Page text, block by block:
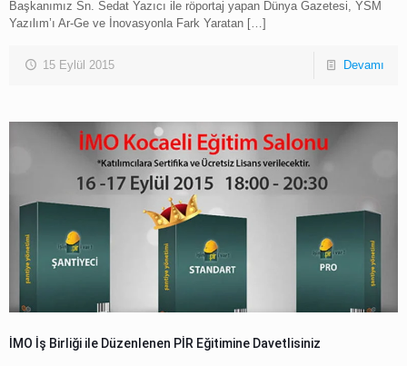
Başkanımız Sn. Sedat Yazıcı ile röportaj yapan Dünya Gazetesi, YSM
Yazılım’ı Ar-Ge ve İnovasyonla Fark Yaratan […]
15 Eylül 2015 Devamı
İMO İş Birliği ile Düzenlenen PİR Eğitimine Davetlisiniz